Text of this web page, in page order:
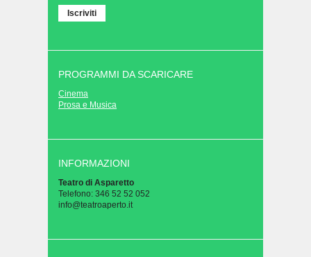
PROGRAMMI DA SCARICARE
Cinema
Prosa e Musica
INFORMAZIONI
Teatro di Asparetto
Telefono: 346 52 52 052
info@teatroaperto.it